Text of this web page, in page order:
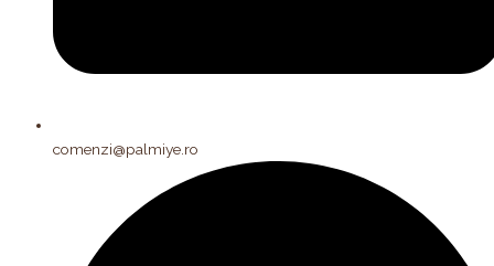
comenzi@palmiye.ro